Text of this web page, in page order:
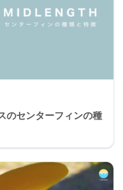
のセンターフィンの種